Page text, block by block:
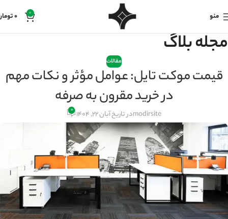
منو 0
0
مجله بلاگ
مقالات
قیمت موکت تایل: عوامل مؤثر و نکات مهم
در خرید مقرون به صرفه
modirsiteدر تاریخ آبان 22, 1404 ۰